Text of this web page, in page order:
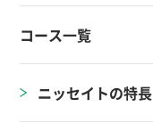
コース一覧
ニッセイトの特長